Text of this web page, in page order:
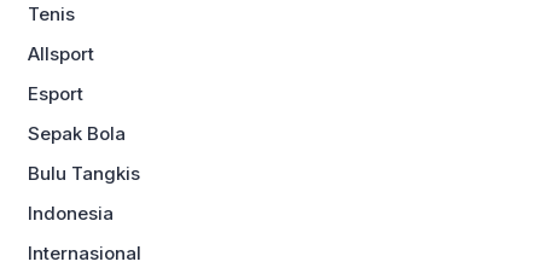
Tenis
Allsport
Esport
Sepak Bola
Bulu Tangkis
Indonesia
Internasional